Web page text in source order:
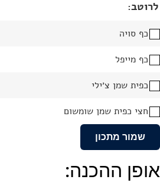
לרוטב:
כף סויה
כף מייפל
כפית שמן צ׳ילי
חצי כפית שמן שומשום
שמור מתכון
אופן ההכנה: